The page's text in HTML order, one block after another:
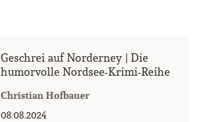
Geschrei auf Norderney | Die
humorvolle Nordsee-Krimi-Reihe
Christian Hofbauer
08.08.2024